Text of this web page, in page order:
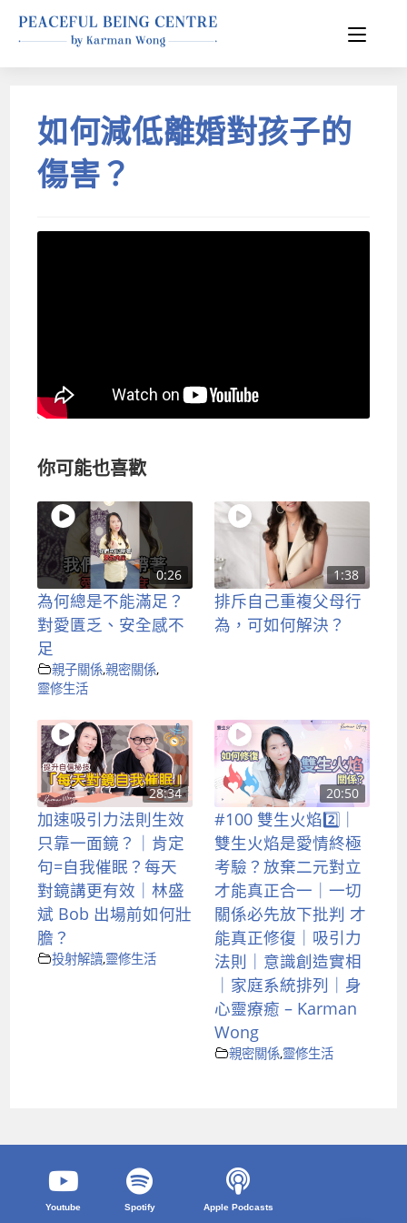
如何減低離婚對孩子的
傷害？
你可能也喜歡
0:26
為何總是不能滿足？
對愛匱乏、安全感不
足
親子關係,親密關係,
靈修生活
1:38
排斥自己重複父母行
為，可如何解決？
28:34
加速吸引力法則生效
只靠一面鏡？｜肯定
句=自我催眠？每天
對鏡講更有效｜林盛
斌 Bob 出場前如何壯
膽？
投射解讀,靈修生活
20:50
#100 雙生火焰2️⃣｜
雙生火焰是愛情終極
考驗？放棄二元對立
才能真正合一｜一切
關係必先放下批判 才
能真正修復｜吸引力
法則｜意識創造實相
｜家庭系統排列｜身
心靈療癒 – Karman
Wong
親密關係,靈修生活
Youtube Spotify Apple Podcasts